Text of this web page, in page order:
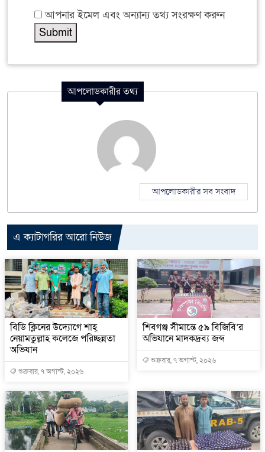
আপনার ইমেল এবং অন্যান্য তথ্য সংরক্ষণ করুন
আপলোডকারীর তথ্য
আপলোডকারীর সব সংবাদ
এ ক্যাটাগরির আরো নিউজ
বিডি ক্লিনের উদ্যোগে শাহ্
নেয়ামতুল্লাহ কলেজে পরিচ্ছন্নতা
অভিযান
শুক্রবার, ৭ অগাস্ট, ২০২৬
শিবগঞ্জ সীমান্তে ৫৯ বিজিবি’র
অভিযানে মাদকদ্রব্য জব্দ
শুক্রবার, ৭ অগাস্ট, ২০২৬